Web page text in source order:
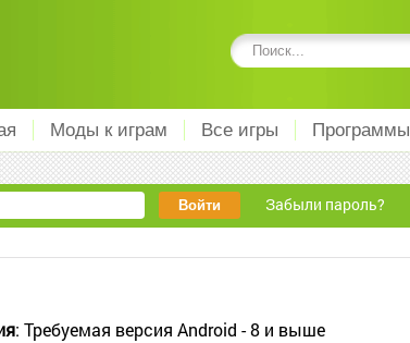
Моды к играм Все игры Программы
Забыли пароль?
: Требуемая версия Android - 8 и выше